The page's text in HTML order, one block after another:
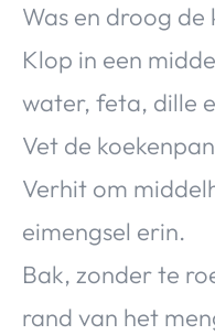
Was en droog de
Klop in een
water, feta, dille
Vet de
Verhit om
eimengsel erin.
Bak, zonder te
rand van het